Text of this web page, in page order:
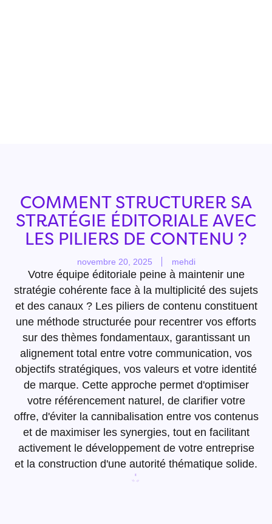
COMMENT STRUCTURER SA
STRATÉGIE ÉDITORIALE AVEC
LES PILIERS DE CONTENU ?
novembre 20, 2025 mehdi
Votre équipe éditoriale peine à maintenir une
stratégie cohérente face à la multiplicité des sujets
et des canaux ? Les piliers de contenu constituent
une méthode structurée pour recentrer vos efforts
sur des thèmes fondamentaux, garantissant un
alignement total entre votre communication, vos
objectifs stratégiques, vos valeurs et votre identité
de marque. Cette approche permet d'optimiser
votre référencement naturel, de clarifier votre
offre, d'éviter la cannibalisation entre vos contenus
et de maximiser les synergies, tout en facilitant
activement le développement de votre entreprise
et la construction d'une autorité thématique solide.